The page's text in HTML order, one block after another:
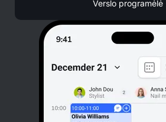
Verslo programėlė